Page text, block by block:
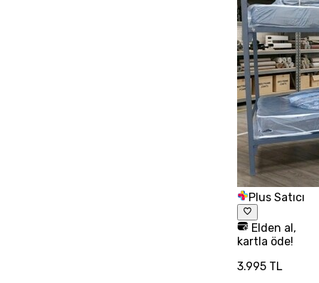
Plus Satıcı
Elden al,
kartla öde!
3.995 TL